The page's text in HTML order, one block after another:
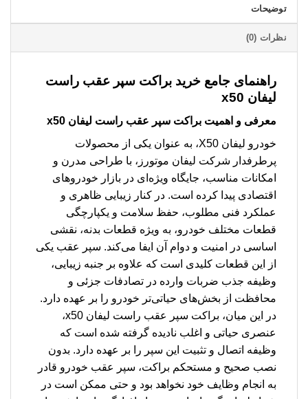
توضیحات
نظرات (0)
راهنمای جامع خرید براکت سپر عقب راست
لیفان x50
معرفی و اهمیت براکت سپر عقب راست لیفان x50
خودرو لیفان X50، به عنوان یکی از محصولات
پرطرفدار شرکت لیفان موتورز، با طراحی مدرن و
امکانات مناسب، جایگاه ویژه‌ای در بازار خودروهای
اقتصادی پیدا کرده است. در کنار زیبایی ظاهری و
عملکرد فنی مطلوب، حفظ سلامت و یکپارچگی
قطعات مختلف خودرو، به ویژه قطعات بدنه، نقشی
اساسی در امنیت و دوام آن ایفا می‌کند. سپر عقب یکی
از این قطعات کلیدی است که علاوه بر جنبه زیبایی،
وظیفه جذب ضربات وارده در تصادفات جزئی و
محافظت از بخش‌های حیاتی‌تر خودرو را بر عهده دارد.
در این میان، براکت سپر عقب راست لیفان x50،
عنصری حیاتی و اغلب نادیده گرفته شده است که
وظیفه اتصال و تثبیت این سپر را بر عهده دارد. بدون
نصب صحیح و مستحکم براکت، سپر عقب خودرو قادر
به انجام وظایف خود نخواهد بود و حتی ممکن است در